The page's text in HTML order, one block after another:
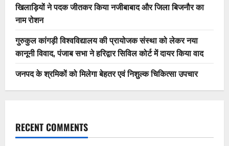
खिलाड़ियों ने पदक जीतकर किया नजीबाबाद और जिला बिजनौर का
नाम रोशन
गुरुकुल कांगड़ी विश्वविद्यालय की प्रायोजक संस्था को लेकर नया
कानूनी विवाद, पंजाब सभा ने हरिद्वार सिविल कोर्ट में दायर किया वाद
जनपद के श्रमिकों को मिलेगा बेहतर एवं निशुल्क चिकित्सा उपचार
RECENT COMMENTS